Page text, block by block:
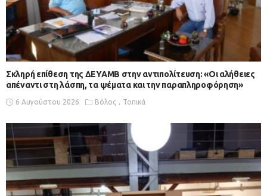
Σκληρή επίθεση της ΔΕΥΑΜΒ στην αντιπολίτευση: «Οι αλήθειες
απέναντι στη λάσπη, τα ψέματα και την παραπληροφόρηση»
6 Αυγούστου 2026 Βόλος Τοπικά